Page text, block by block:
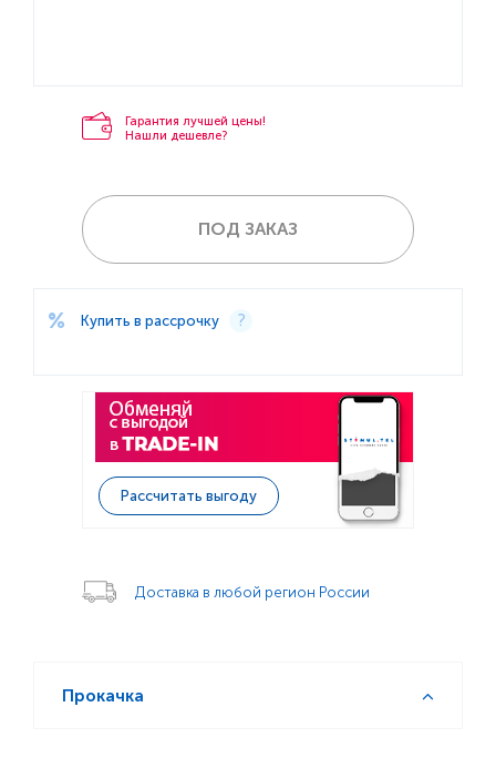
Гарантия лучшей цены!
Нашли дешевле?
ПОД ЗАКАЗ
Купить в рассрочку
Рассчитать выгоду
Доставка в любой регион России
Прокачка